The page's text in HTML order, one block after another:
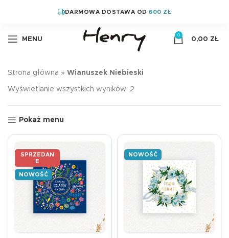
DARMOWA DOSTAWA OD600 ZŁ
MENU
0
0,00 ZŁ
Strona główna » Wianuszek Niebieski
Wyświetlanie wszystkich wyników: 2
Pokaż menu
SPRZEDAN
E
NOWOŚĆ
NOWOŚĆ